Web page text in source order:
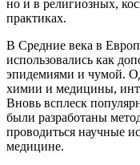
но и в религиозных,
практиках.
В Средние века в
использовались как
эпидемиями и чумой.
химии и медицины,
Вновь всплеск
были разработаны
проводиться научные
медицине.